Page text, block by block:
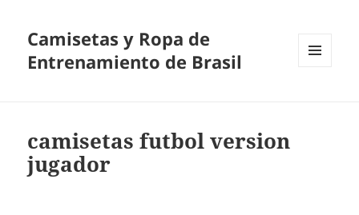
Camisetas y Ropa de
Entrenamiento de Brasil
camisetas futbol version
jugador